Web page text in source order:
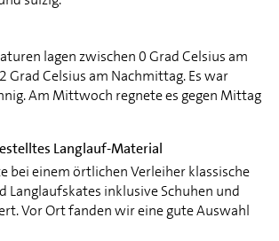
lagen zwischen 0 Grad Celsius am
Grad Celsius am Nachmittag. Es war
Am Mittwoch regnete es gegen Mittag
Langlauf-Material
bei einem örtlichen Verleiher klassische
Langlaufskates inklusive Schuhen und
Vor Ort fanden wir eine gute Auswahl